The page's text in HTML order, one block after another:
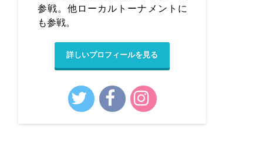
参戦。他ローカルトーナメントに
も参戦。
詳しいプロフィールを見る